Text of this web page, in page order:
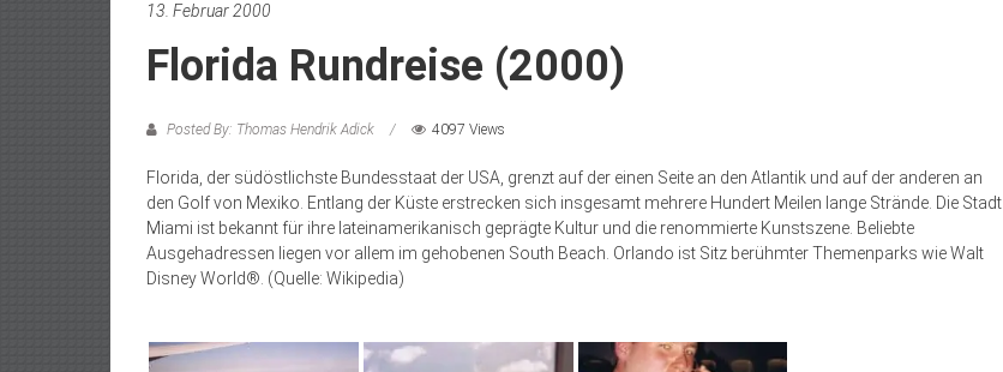
13. Februar 2000
Florida Rundreise (2000)
Posted By: Thomas Hendrik Adick 4097 Views
Florida, der südöstlichste Bundesstaat der USA, grenzt auf der einen Seite an den Atlantik und auf der anderen an
den Golf von Mexiko. Entlang der Küste erstrecken sich insgesamt mehrere Hundert Meilen lange Strände. Die Stadt
Miami ist bekannt für ihre lateinamerikanisch geprägte Kultur und die renommierte Kunstszene. Beliebte
Ausgehadressen liegen vor allem im gehobenen South Beach. Orlando ist Sitz berühmter Themenparks wie Walt
Disney World®. (Quelle: Wikipedia)